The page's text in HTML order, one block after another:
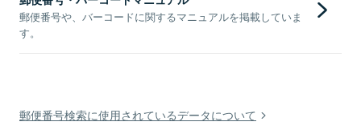
郵便番号や、バーコードに関するマニュアルを掲載していま
す。
郵便番号検索に使用されているデータについて